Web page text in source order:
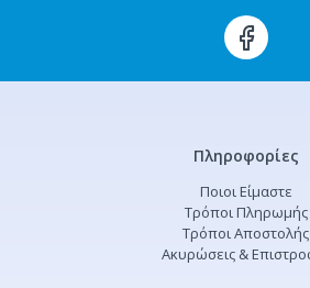
Πληροφορίες
Ποιοι Είμαστε
Τρόποι Πληρωμής
Τρόποι Αποστολής
Ακυρώσεις &